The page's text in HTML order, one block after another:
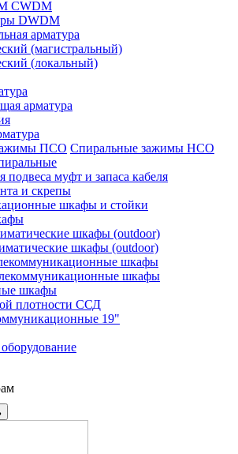
CWDM
DWDM
арматура
(магистральный)
(локальный)
арматура
ПСО Спиральные зажимы НСО
подвеса муфт и запаса кабеля
и скрепы
шкафы и стойки
шкафы (outdoor)
шкафы (outdoor)
шкафы
шкафы
шкафы
плотности ССД
19"